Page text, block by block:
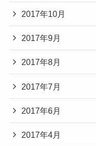
2017年10月
2017年9月
2017年8月
2017年7月
2017年6月
2017年4月